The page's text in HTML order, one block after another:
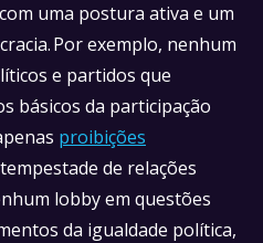
uma postura ativa e um
Por exemplo, nenhum
e partidos que
básicos da participação
proibições
de relações
lobby em questões
da igualdade política,